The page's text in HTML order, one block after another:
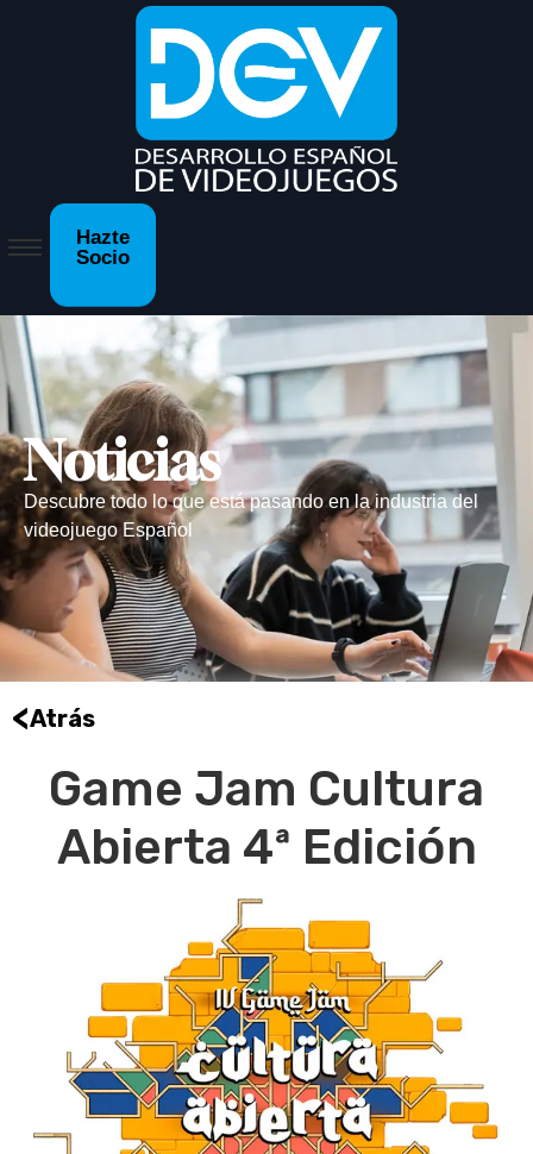
Hazte
Socio
Noticias
Descubre todo lo que está pasando en la industria del
videojuego Español
<Atrás
Game Jam Cultura
Abierta 4ª Edición